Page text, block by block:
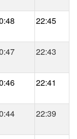
22:45
22:43
22:41
22:39